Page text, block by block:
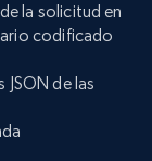
la solicitud en
codificado
de las